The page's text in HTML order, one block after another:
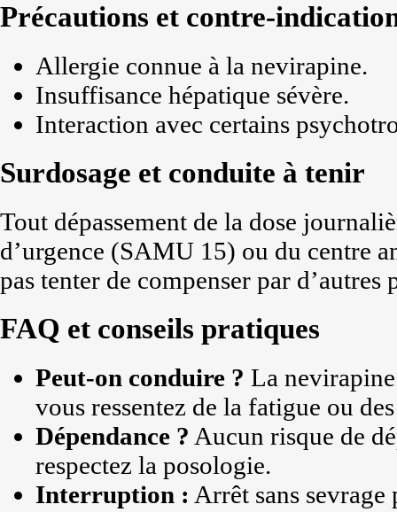
Précautions et contre-
Allergie connue à la nevirapine.
Insuffisance hépatique sévère.
Interaction avec certains
Surdosage et conduite à tenir
Tout dépassement de la dose
d’urgence (SAMU 15) ou du centre
pas tenter de compenser par d’autres
FAQ et conseils pratiques
Peut-on conduire ? La
vous ressentez de la fatigue ou
Dépendance ? Aucun risque de
respectez la posologie.
Interruption : Arrêt sans